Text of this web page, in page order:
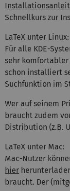
I
Schnellkurs zur
LaTeX unter Linux:
Für alle KDE-
sehr
schon installiert
Suchfunktion im
Wer auf seinem
braucht zudem
Distribution (z.B.
LaTeX unter Mac:
Mac-Nutzer
hier
braucht. Der